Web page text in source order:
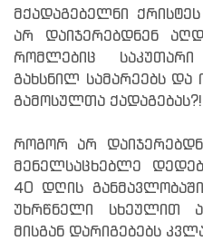
მქადაგებელნი
არ დაიჯერებდნენ
რომლებიც
გახსნილ სამარეებს და
გამოსულთა ქადაგებას?!
როგორ არ
მენელსაცხებლე
40 დღის
უხრწნელი სხეულით
მისგან დარიგებებს